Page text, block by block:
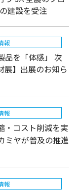
建設を受注
報
品を「体感」 次
展】出展のお知ら
報
・コスト削減を実
ミヤが普及の推進
報